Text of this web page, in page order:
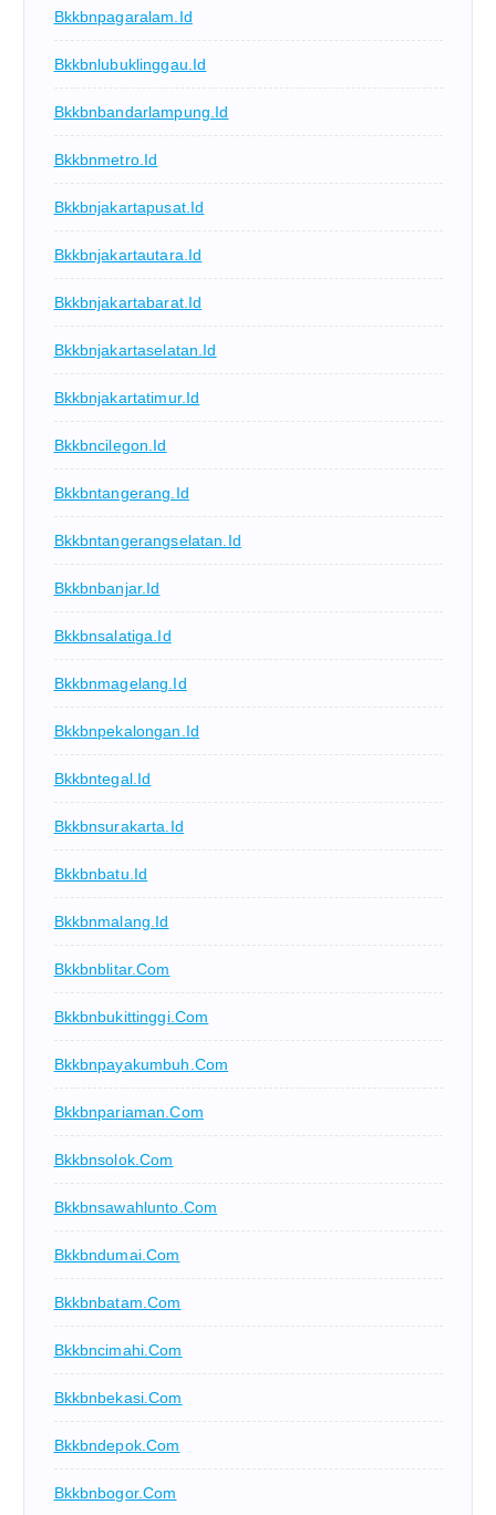
Bkkbnpagaralam.id
Bkkbnlubuklinggau.id
Bkkbnbandarlampung.id
Bkkbnmetro.id
Bkkbnjakartapusat.id
Bkkbnjakartautara.id
Bkkbnjakartabarat.id
Bkkbnjakartaselatan.id
Bkkbnjakartatimur.id
Bkkbncilegon.id
Bkkbntangerang.id
Bkkbntangerangselatan.id
Bkkbnbanjar.id
Bkkbnsalatiga.id
Bkkbnmagelang.id
Bkkbnpekalongan.id
Bkkbntegal.id
Bkkbnsurakarta.id
Bkkbnbatu.id
Bkkbnmalang.id
Bkkbnblitar.com
Bkkbnbukittinggi.com
Bkkbnpayakumbuh.com
Bkkbnpariaman.com
Bkkbnsolok.com
Bkkbnsawahlunto.com
Bkkbndumai.com
Bkkbnbatam.com
Bkkbncimahi.com
Bkkbnbekasi.com
Bkkbndepok.com
Bkkbnbogor.com